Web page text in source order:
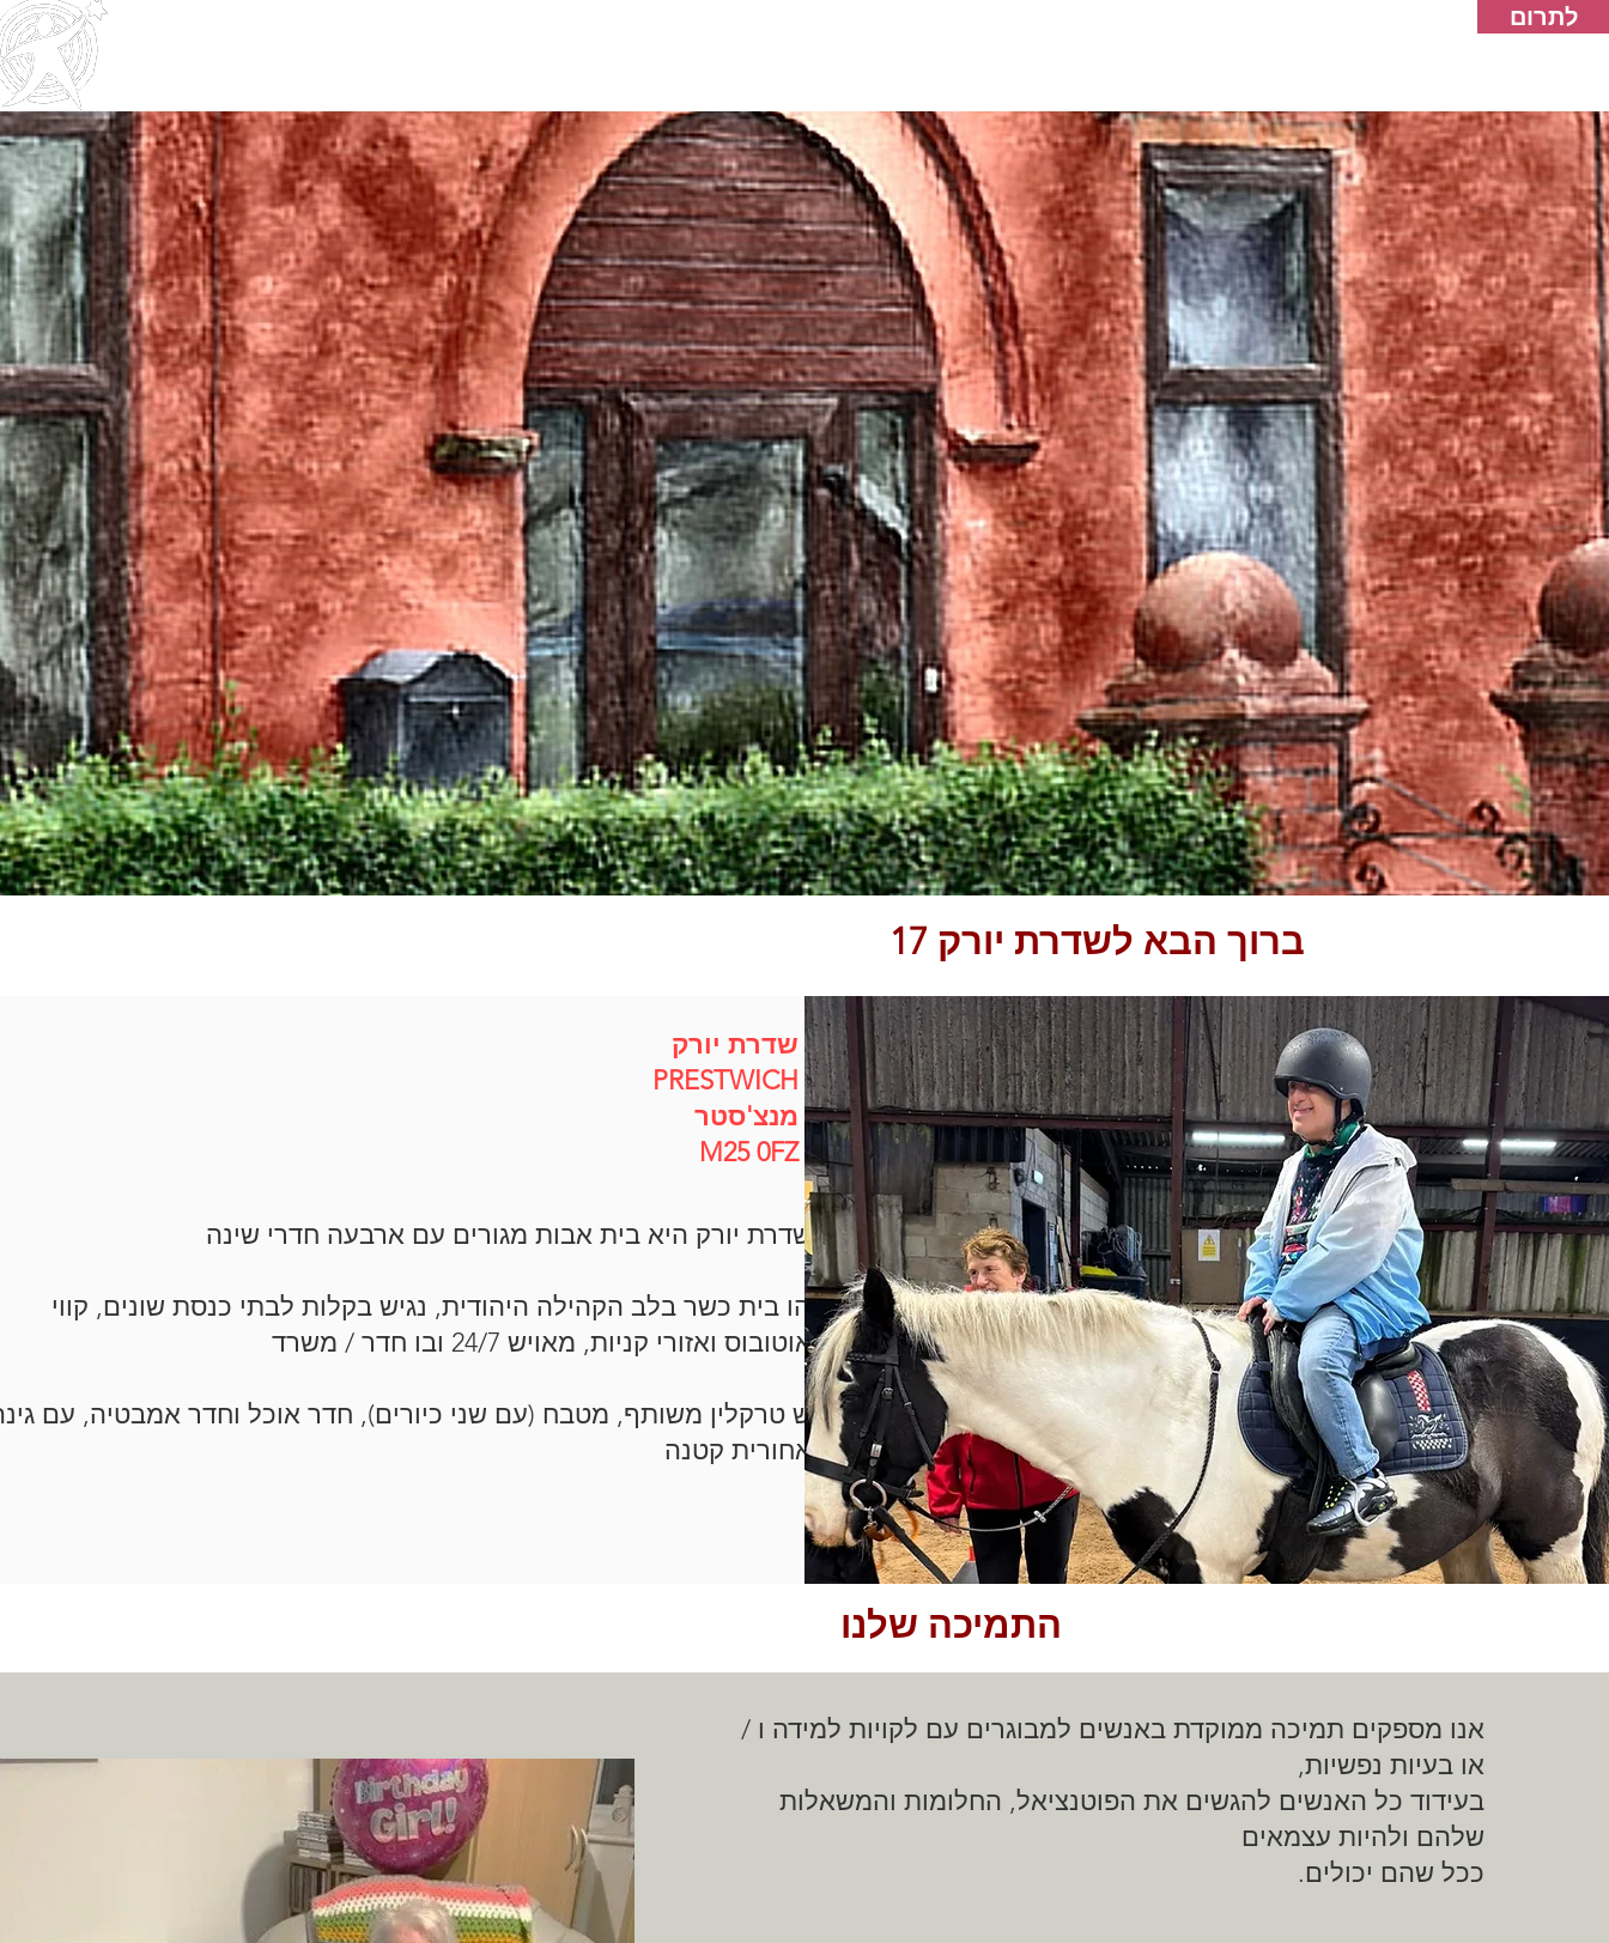
לתרום
ברוך הבא לשדרת יורק 17
שדרת יורק
PRESTWICH
מנצ'סטר
M25 0FZ
שדרת יורק היא בית אבות מגורים עם ארבעה חדרי שינה.
זהו בית כשר בלב הקהילה היהודית, נגיש בקלות לבתי כנסת שונים, קווי
אוטובוס ואזורי קניות, מאויש 24/7 ובו חדר / משרד.
יש טרקלין משותף, מטבח (עם שני כיורים), חדר אוכל וחדר אמבטיה, עם
אחורית קטנה.
התמיכה שלנו
אנו מספקים תמיכה ממוקדת באנשים למבוגרים עם לקויות למידה ו /
או בעיות נפשיות,
בעידוד כל האנשים להגשים את הפוטנציאל, החלומות והמשאלות
שלהם ולהיות עצמאים
ככל שהם יכולים.